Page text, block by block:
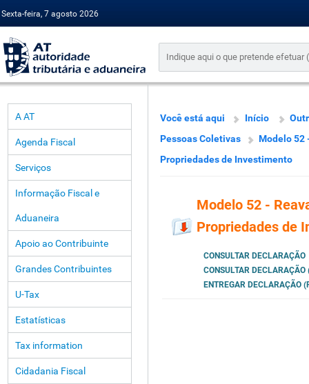
Sexta-feira, 7 agosto 2026
A AT
Agenda Fiscal
Serviços
Informação Fiscal e
Aduaneira
Apoio ao Contribuinte
Grandes Contribuintes
U-Tax
Estatísticas
Tax information
Cidadania Fiscal
Você está aqui Início
Pessoas Coletivas
Modelo 52
Propriedades de Investimento
Modelo 52 -
Propriedades de
CONSULTAR DECLARAÇÃO
CONSULTAR
ENTREGAR DECLARAÇÃO